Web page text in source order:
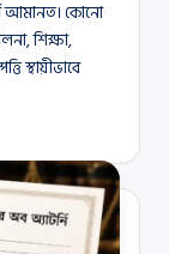
আমানত। কোনো
শিক্ষা,
স্থায়ীভাবে